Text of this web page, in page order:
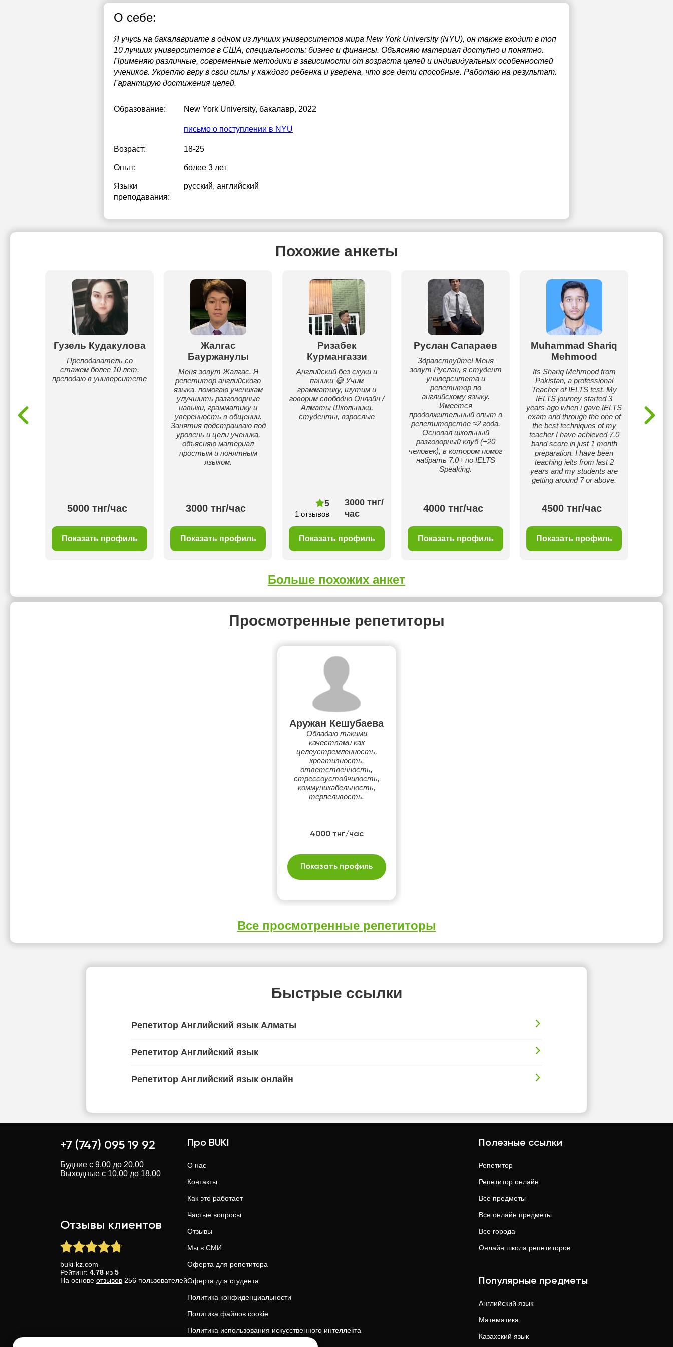
О себе:
Я учусь на бакалавриате в одном из лучших университетов мира New York University (NYU), он также входит в топ
10 лучших университетов в США, специальность: бизнес и финансы. Объясняю материал доступно и понятно.
Применяю различные, современные методики в зависимости от возраста целей и индивидуальных особенностей
учеников. Укреплю веру в свои силы у каждого ребенка и уверена, что все дети способные. Работаю на результат.
Гарантирую достижения целей.
Образование: New York University, бакалавр, 2022
письмо о поступлении в NYU
Возраст: 18-25
Опыт: более 3 лет
Языки
преподавания:
русский, английский
Похожие анкеты
Гузель Кудакулова
Преподаватель со
стажем более 10 лет,
преподаю в университете
5000 тнг/час
Показать профиль
Жалгас
Бауржанулы
Меня зовут Жалгас. Я
репетитор английского
языка, помогаю ученикам
улучшить разговорные
навыки, грамматику и
уверенность в общении.
Занятия подстраиваю под
уровень и цели ученика,
объясняю материал
простым и понятным
языком.
3000 тнг/час
Показать профиль
Ризабек
Курмангаззи
Английский без скуки и
паники 😅 Учим
грамматику, шутим и
говорим свободно Онлайн /
Алматы Школьники,
студенты, взрослые
5
1 отзывов
3000 тнг/
час
Показать профиль
Руслан Сапараев
Здравствуйте! Меня
зовут Руслан, я студент
университета и
репетитор по
английскому языку.
Имеется
продолжительный опыт в
репетиторстве ≈2 года.
Основал школьный
разговорный клуб (+20
человек), в котором помог
набрать 7.0+ по IELTS
Speaking.
4000 тнг/час
Показать профиль
Muhammad Shariq
Mehmood
Its Shariq Mehmood from
Pakistan, a professional
Teacher of IELTS test. My
IELTS journey started 3
years ago when i gave IELTS
exam and through the one of
the best techniques of my
teacher I have achieved 7.0
band score in just 1 month
preparation. I have been
teaching ielts from last 2
years and my students are
getting around 7 or above.
4500 тнг/час
Показать профиль
Больше похожих анкет
Просмотренные репетиторы
Аружан Кешубаева
Обладаю такими
качествами как
целеустремленность,
креативность,
ответственность,
стрессоустойчивость,
коммуникабельность,
терпеливость.
4000 тнг/час
Показать профиль
Все просмотренные репетиторы
Быстрые ссылки
Репетитор Английский язык Алматы
Репетитор Английский язык
Репетитор Английский язык онлайн
18:00
18:30
19:00
20:00
20:30
+7 (747) 095 19 92
Будние с 9.00 до 20.00
Выходные с 10.00 до 18.00
Отзывы клиентов
buki-kz.com
Рейтинг: 4.78 из 5
На основе отзывов 256 пользователей
Про BUKI
О нас
Контакты
Как это работает
Частые вопросы
Отзывы
Мы в СМИ
Оферта для репетитора
Оферта для студента
Политика конфиденциальности
Политика файлов cookie
Политика использования искусственного интеллекта
Полезные ссылки
Репетитор
Репетитор онлайн
Все предметы
Все онлайн предметы
Все города
Онлайн школа репетиторов
Популярные предметы
Английский язык
Математика
Казахский язык